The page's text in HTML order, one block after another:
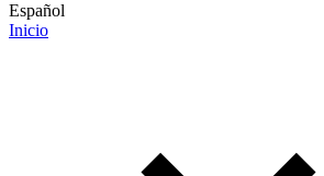
Español
Inicio